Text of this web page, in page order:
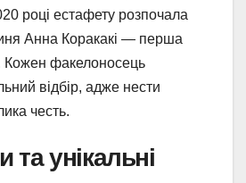
році естафету розпочала
Анна Коракакі — перша
Кожен факелоносець
відбір, адже нести
честь.
унікальні